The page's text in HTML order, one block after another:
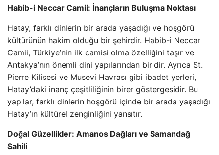
Habib-i Neccar Camii: İnançların Buluşma Noktası
Hatay, farklı dinlerin bir arada yaşadığı ve hoşgörü
kültürünün hakim olduğu bir şehirdir. Habib-i Neccar
Camii, Türkiye’nin ilk camisi olma özelliğini taşır ve
Antakya’nın önemli dini yapılarından biridir. Ayrıca St.
Pierre Kilisesi ve Musevi Havrası gibi ibadet yerleri,
Hatay’daki inanç çeşitliliğinin birer göstergesidir. Bu
yapılar, farklı dinlerin hoşgörü içinde bir arada yaşadığı
Hatay’ın kültürel zenginliğini yansıtır.
Doğal Güzellikler: Amanos Dağları ve Samandağ
Sahili